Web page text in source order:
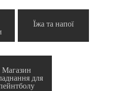
Їжа та напої
Магазин
для